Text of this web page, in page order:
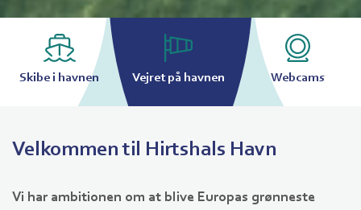
Skibe i havnen Vejret på havnen Webcams
Velkommen til Hirtshals Havn
Vi har ambitionen om at blive Europas grønneste